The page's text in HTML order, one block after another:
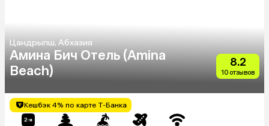
Цандрыпш, Абхазия
Амина Бич Отель (Amina
Beach)
8.2
10 отзывов
Кешбэк 4% по карте Т-Банка